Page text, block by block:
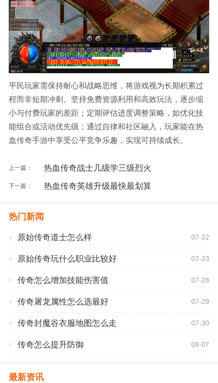
平民玩家需保持耐心和战略思维，将游戏视为长期积累过
程而非短期冲刺。坚持免费资源利用和高效玩法，逐步缩
小与付费玩家的差距；定期评估进度调整策略，如优化技
能组合或活动优先级；通过自律和社区融入，玩家能在热
血传奇手游中享受公平竞争乐趣，实现可持续成长。
上一篇： 热血传奇战士几级学三级烈火
下一篇： 热血传奇英雄升级最快最划算
热门新闻
原始传奇道士怎么样 07-22
原始传奇玩什么职业比较好 07-23
传奇怎么增加技能伤害值 07-28
传奇屠龙属性怎么选最好 07-29
传奇封魔谷衣服地图怎么走 07-30
传奇怎么提升防御 08-07
最新资讯